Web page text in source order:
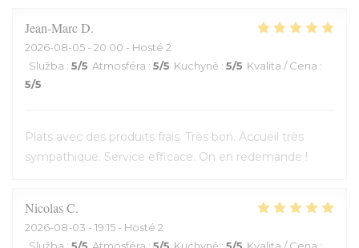
Jean-MarcD
2026-08-05 - 20:00 - Hosté 2
Služba : 5/5 Atmosféra : 5/5 Kuchyně : 5/5 Kvalita / Cena :
5/5
Plats avec des produits frais. Très bon. Accueil très
sympathique. Service efficace. On en redemande !
NicolasC
2026-08-03 - 19:15 - Hosté 2